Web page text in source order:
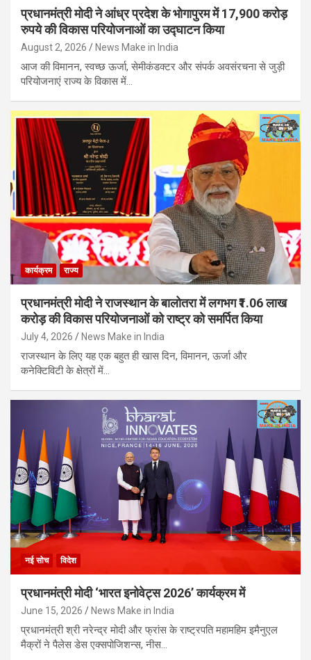
प्रधानमंत्री मोदी ने आंध्र प्रदेश के भोगापुरम में 17,900 करोड़
रुपये की विकास परियोजनाओं का उद्घाटन किया
August 2, 2026 News Make in India
आज की विमानन, स्वच्छ ऊर्जा, सेमीकंडक्टर और संपर्क अवसंरचना से जुड़ी
परियोजनाएं राज्य के विकास में…
कार्यक्रम राज्य
प्रधानमंत्री मोदी ने राजस्थान के बालोतरा में लगभग ₹1.06 लाख
करोड़ की विकास परियोजनाओं को राष्ट्र को समर्पित किया
July 4, 2026 News Make in India
राजस्थान के लिए यह एक बहुत ही खास दिन, विमानन, ऊर्जा और
कनेक्टिविटी के क्षेत्रों में…
नई सोच विदेश
प्रधानमंत्री मोदी ‘भारत इनोवेट्स 2026’ कार्यक्रम में
June 15, 2026 News Make in India
प्रधानमंत्री श्री नरेन्द्र मोदी और फ्रांस के राष्ट्रपति महामहिम इमैनुएल
मैक्रों ने पैलेस डेस एक्सपोजिशन्स, नीस…